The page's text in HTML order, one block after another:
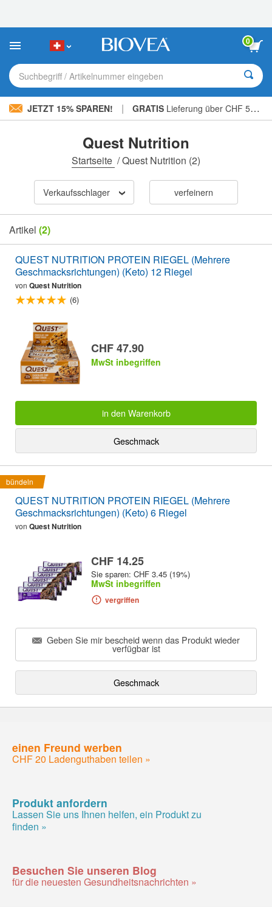
Sie:
Website
ein
Barrierefreiheitssystem.
0
Suchbegriff / Artikelnummer eingeben
JETZT 15% SPAREN! | GRATIS Lieferung über CHF 56.00 »
Quest Nutrition
Startseite /Quest Nutrition (2)
Verkaufsschlager verfeinern
Artikel (2)
QUEST NUTRITION PROTEIN RIEGEL (Mehrere
Geschmacksrichtungen) (Keto) 12 Riegel
von Quest Nutrition
(6)
CHF 47.90
MwSt inbegriffen
in den Warenkorb
Geschmack
bündeln
QUEST NUTRITION PROTEIN RIEGEL (Mehrere
Geschmacksrichtungen) (Keto) 6 Riegel
von Quest Nutrition
CHF 14.25
Sie sparen: CHF 3.45 (19%)
MwSt inbegriffen
vergriffen
Geben Sie mir bescheid wenn das Produkt wieder
verfügbar ist
Geschmack
einen Freund werben
CHF 20 Ladenguthaben teilen »
Produkt anfordern
Lassen Sie uns Ihnen helfen, ein Produkt zu
finden »
Besuchen Sie unseren Blog
für die neuesten Gesundheitsnachrichten »